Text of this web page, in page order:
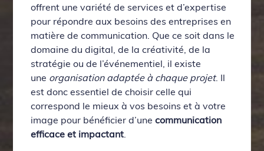
offrent une variété de services et d’expertise
pour répondre aux besoins des entreprises en
matière de communication. Que ce soit dans le
domaine du digital, de la créativité, de la
stratégie ou de l’événementiel, il existe
une organisation adaptée à chaque projet. Il
est donc essentiel de choisir celle qui
correspond le mieux à vos besoins et à votre
image pour bénéficier d’unecommunication
efficace et impactant